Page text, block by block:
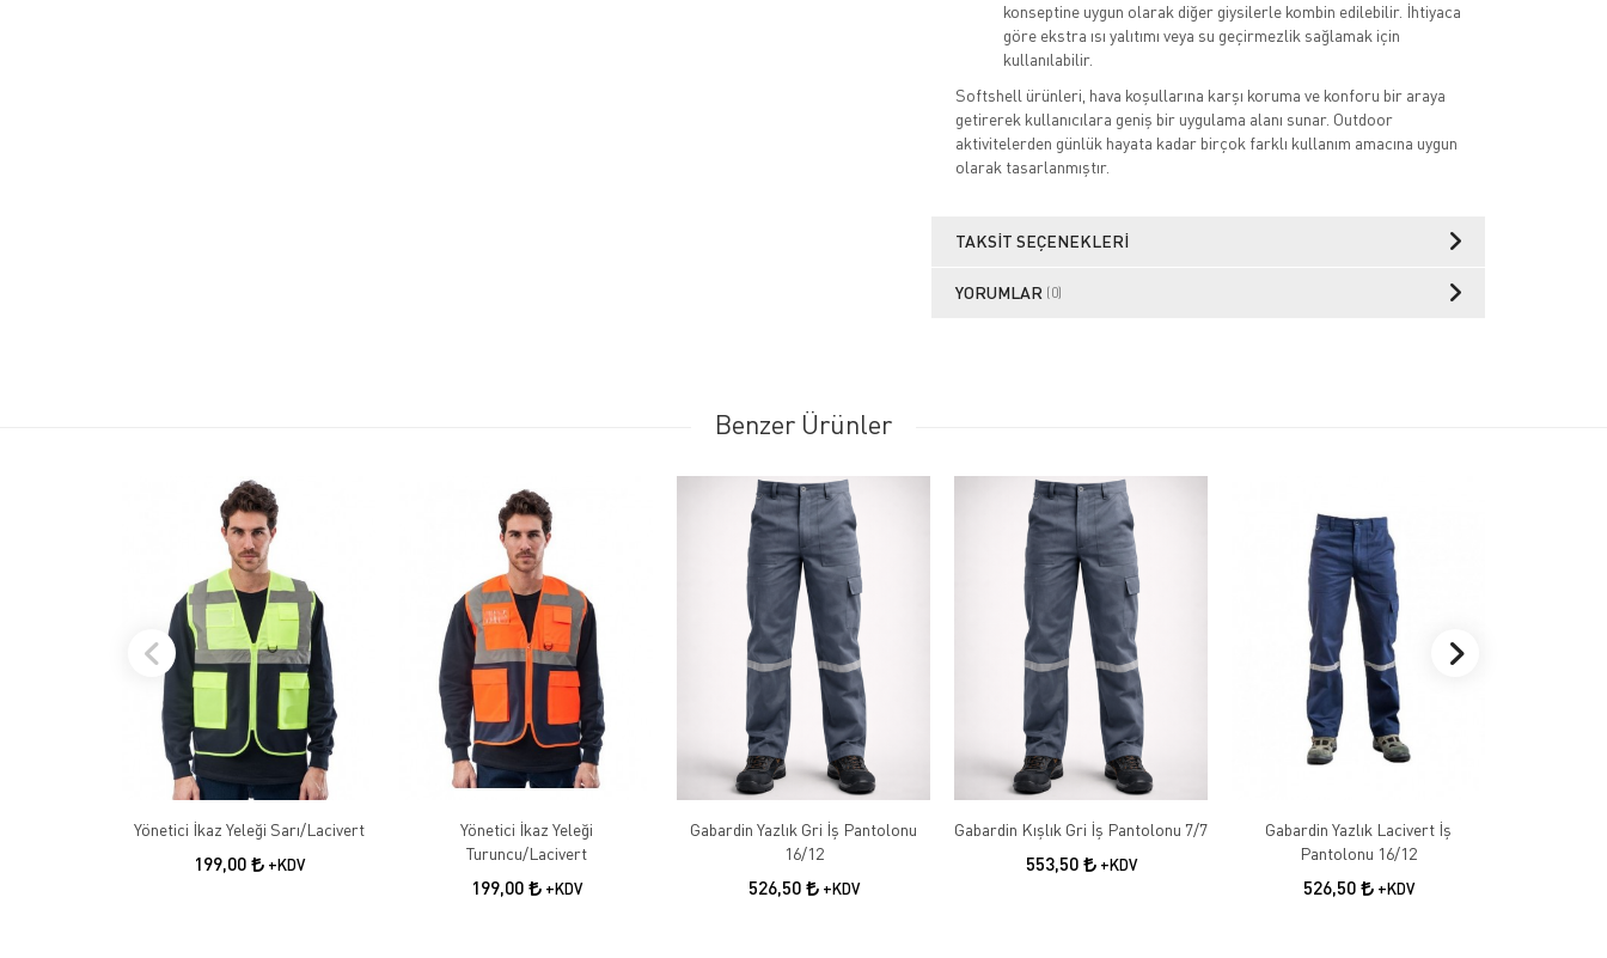
konseptine uygun olarak diğer giysilerle kombin edilebilir. İhtiyaca
göre ekstra ısı yalıtımı veya su geçirmezlik sağlamak için
kullanılabilir.
Softshell ürünleri, hava koşullarına karşı koruma ve konforu bir araya
getirerek kullanıcılara geniş bir uygulama alanı sunar. Outdoor
aktivitelerden günlük hayata kadar birçok farklı kullanım amacına uygun
olarak tasarlanmıştır.
TAKSIT SEÇENEKLERI
YORUMLAR (0)
Benzer Ürünler
Yönetici İkaz Yeleği Sarı/Lacivert
199,00 +KDV
Yönetici İkaz Yeleği
Turuncu/Lacivert
199,00 +KDV
Gabardin Yazlık Gri İş Pantolonu
16/12
526,50 +KDV
Gabardin Kışlık Gri İş Pantolonu 7/7
553,50 +KDV
Gabardin Yazlık Lacivert İş
Pantolonu 16/12
526,50 +KDV